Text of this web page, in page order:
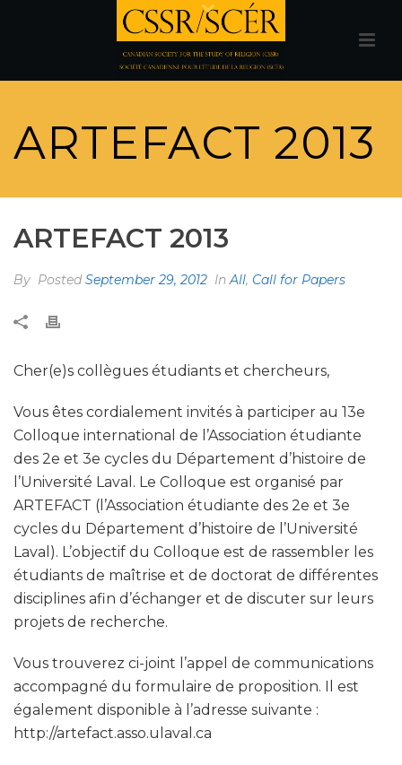
ARTEFACT 2013
ARTEFACT 2013
By PostedSeptember 29, 2012 InAll, Call for Papers
Cher(e)s collègues étudiants et chercheurs,
Vous êtes cordialement invités à participer au 13e
Colloque international de l’Association étudiante
des 2e et 3e cycles du Département d’histoire de
l’Université Laval. Le Colloque est organisé par
ARTEFACT (l’Association étudiante des 2e et 3e
cycles du Département d’histoire de l’Université
Laval). L’objectif du Colloque est de rassembler les
étudiants de maîtrise et de doctorat de différentes
disciplines afin d’échanger et de discuter sur leurs
projets de recherche.
Vous trouverez ci-joint l’appel de communications
accompagné du formulaire de proposition. Il est
également disponible à l’adresse suivante :
http://artefact.asso.ulaval.ca